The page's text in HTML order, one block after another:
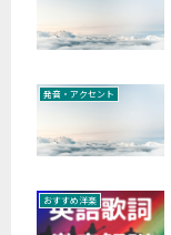
発音・アクセント
おすすめ洋楽